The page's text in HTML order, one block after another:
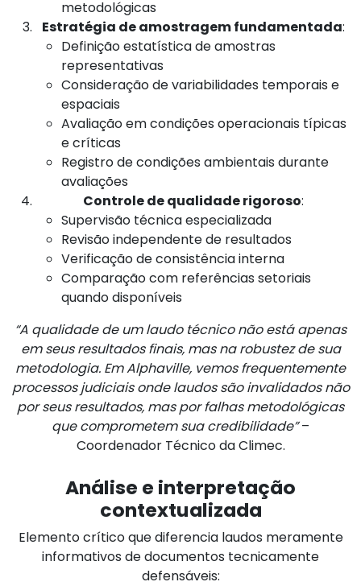
metodológicas
Estratégia de amostragem fundamentada:
Definição estatística de amostras
representativas
Consideração de variabilidades temporais e
espaciais
Avaliação em condições operacionais típicas
e críticas
Registro de condições ambientais durante
avaliações
Controle de qualidade rigoroso:
Supervisão técnica especializada
Revisão independente de resultados
Verificação de consistência interna
Comparação com referências setoriais
quando disponíveis
“A qualidade de um laudo técnico não está apenas
em seus resultados finais, mas na robustez de sua
metodologia. Em Alphaville, vemos frequentemente
processos judiciais onde laudos são invalidados não
por seus resultados, mas por falhas metodológicas
que comprometem sua credibilidade”–
Coordenador Técnico da Climec.
Análise e interpretação
contextualizada
Elemento crítico que diferencia laudos meramente
informativos de documentos tecnicamente
defensáveis: